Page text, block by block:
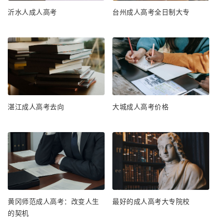
沂水人成人高考 台州成人高考全日制大专
湛江成人高考去向 大城成人高考价格
黄冈师范成人高考：改变人生
的契机
最好的成人高考大专院校